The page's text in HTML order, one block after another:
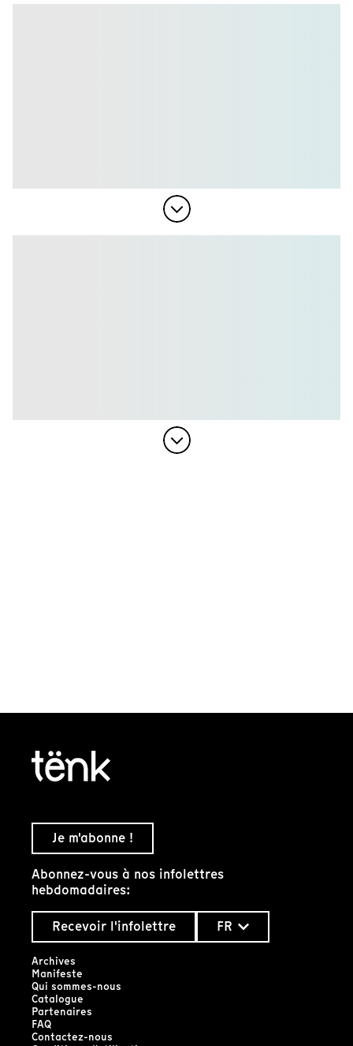
Je m'abonne !
Abonnez-vous à nos infolettres
hebdomadaires:
Recevoir l'infolettre
FR
Archives
Manifeste
Qui sommes-nous
Catalogue
Partenaires
FAQ
Contactez-nous